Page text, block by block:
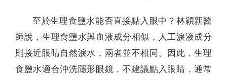
至於生理食鹽水能否直接點入眼中？林穎新醫
師說，生理食鹽水與血液成分相似，人工淚液成分
則接近眼睛自然淚水，兩者並不相同。因此，生理
食鹽水適合沖洗隱形眼鏡，不建議點入眼睛，通常